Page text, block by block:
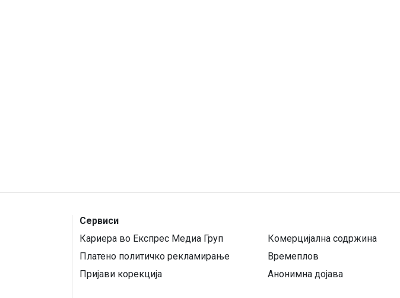
Сервиси
Кариера во Експрес Медиа Груп
Комерцијална содржина
Платено политичко рекламирање
Времеплов
Пријави корекција
Анонимна дојава